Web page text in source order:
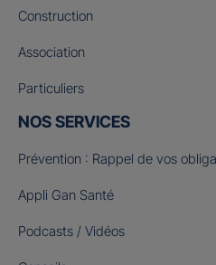
Construction
Association
Particuliers
NOS SERVICES
Prévention : Rappel de vos
Appli Gan Santé
Podcasts / Vidéos